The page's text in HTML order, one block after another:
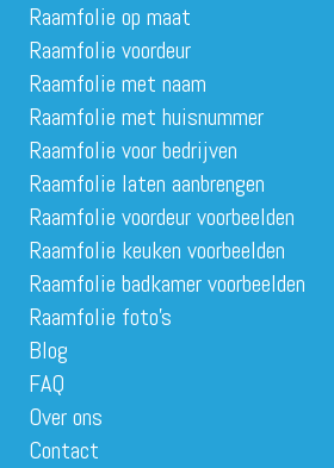
Raamfolie op maat
Raamfolie voordeur
Raamfolie met naam
Raamfolie met huisnummer
Raamfolie voor bedrijven
Raamfolie laten aanbrengen
Raamfolie voordeur voorbeelden
Raamfolie keuken voorbeelden
Raamfolie badkamer voorbeelden
Raamfolie foto’s
Blog
FAQ
Over ons
Contact